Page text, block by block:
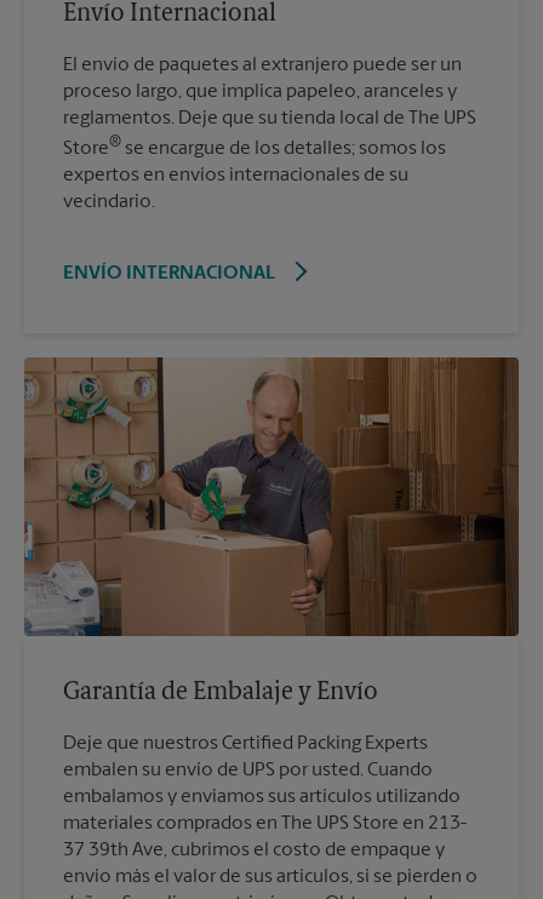
Envío Internacional
El envío de paquetes al extranjero puede ser un
proceso largo, que implica papeleo, aranceles y
reglamentos. Deje que su tienda local de The UPS
Store® se encargue de los detalles; somos los
expertos en envíos internacionales de su
vecindario.
ENVÍO INTERNACIONAL
Garantía de Embalaje y Envío
Deje que nuestros Certified Packing Experts
embalen su envío de UPS por usted. Cuando
embalamos y enviamos sus artículos utilizando
materiales comprados en The UPS Store en 213-
37 39th Ave, cubrimos el costo de empaque y
envío más el valor de sus artículos, si se pierden o